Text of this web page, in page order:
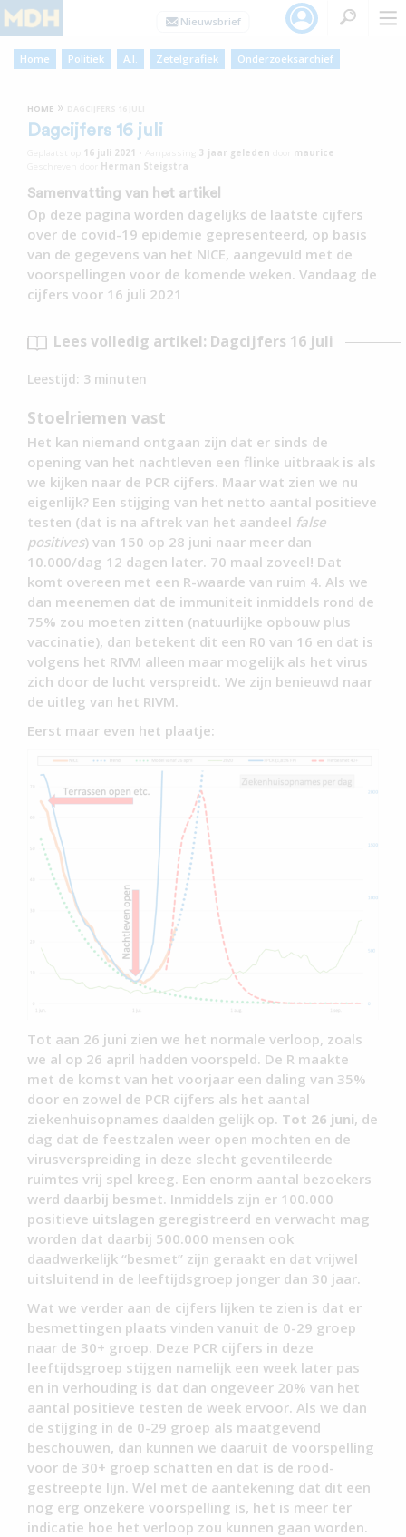
Home Politiek A.I. Zetelgrafiek Onderzoeksarchief
HOME »
Dagcijfers 16 juli
16 juli 2021 3 jaar geleden
maurice
Herman Steigstra
Samenvatting van het artikel
Op deze pagina worden dagelijks de laatste cijfers
over de covid-19 epidemie gepresenteerd, op basis
van de gegevens van het NICE, aangevuld met de
voorspellingen voor de komende weken. Vandaag de
cijfers voor 16 juli 2021
Lees volledig artikel: Dagcijfers 16 juli
Leestijd: 3 minuten
Stoelriemen vast
Het kan niemand ontgaan zijn dat er sinds de
opening van het nachtleven een flinke uitbraak is als
we kijken naar de PCR cijfers. Maar wat zien we nu
eigenlijk? Een stijging van het netto aantal positieve
testen (dat is na aftrek van het aandeel false
positives) van 150 op 28 juni naar meer dan
10.000/dag 12 dagen later. 70 maal zoveel! Dat
komt overeen met een R-waarde van ruim 4. Als we
dan meenemen dat de immuniteit inmiddels rond de
75% zou moeten zitten (natuurlijke opbouw plus
vaccinatie), dan betekent dit een R0 van 16 en dat is
volgens het RIVM alleen maar mogelijk als het virus
zich door de lucht verspreidt. We zijn benieuwd naar
de uitleg van het RIVM.
Eerst maar even het plaatje:
Tot aan 26 juni zien we het normale verloop, zoals
we al op 26 april hadden voorspeld. De R maakte
met de komst van het voorjaar een daling van 35%
door en zowel de PCR cijfers als het aantal
ziekenhuisopnames daalden gelijk op. Tot 26 juni, de
dag dat de feestzalen weer open mochten en de
virusverspreiding in deze slecht geventileerde
ruimtes vrij spel kreeg. Een enorm aantal bezoekers
werd daarbij besmet. Inmiddels zijn er 100.000
positieve uitslagen geregistreerd en verwacht mag
worden dat daarbij 500.000 mensen ook
daadwerkelijk “besmet” zijn geraakt en dat vrijwel
uitsluitend in de leeftijdsgroep jonger dan 30 jaar.
Wat we verder aan de cijfers lijken te zien is dat er
besmettingen plaats vinden vanuit de 0-29 groep
naar de 30+ groep. Deze PCR cijfers in deze
leeftijdsgroep stijgen namelijk een week later pas
en in verhouding is dat dan ongeveer 20% van het
aantal positieve testen de week ervoor. Als we dan
de stijging in de 0-29 groep als maatgevend
beschouwen, dan kunnen we daaruit de voorspelling
voor de 30+ groep schatten en dat is de rood-
gestreepte lijn. Wel met de aantekening dat dit een
nog erg onzekere voorspelling is, het is meer ter
indicatie hoe het verloop zou kunnen gaan worden.